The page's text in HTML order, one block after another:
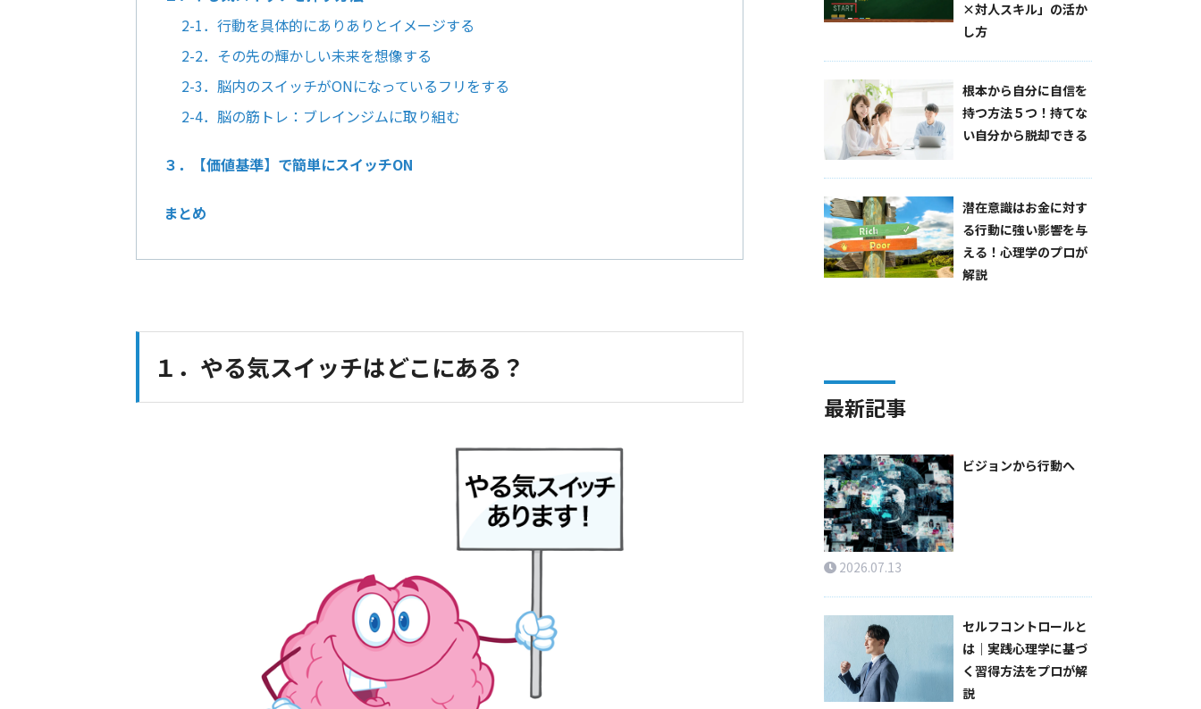
2-1．行動を具体的にありありとイメージする
2-2．その先の輝かしい未来を想像する
2-3．脳内のスイッチがONになっているフリをする
2-4．脳の筋トレ：ブレインジムに取り組む
３．【価値基準】で簡単にスイッチON
まとめ
１．やる気スイッチはどこにある？
×対人スキル」の活か
し方
根本から自分に自信を
持つ方法５つ！持てな
い自分から脱却できる
潜在意識はお金に対す
る行動に強い影響を与
える！心理学のプロが
解説
最新記事
ビジョンから行動へ
2026.07.13
セルフコントロールと
は｜実践心理学に基づ
く習得方法をプロが解
説